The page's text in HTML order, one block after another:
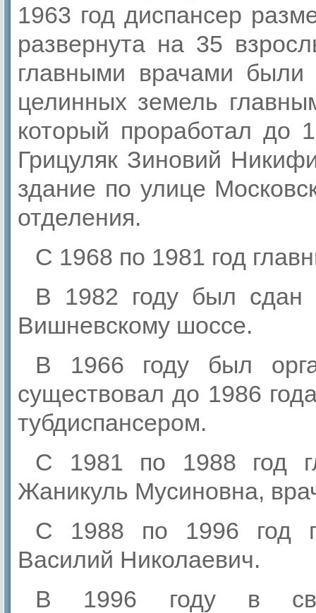
1963 год диспансер
развернута на 35
главными врачами
целинных земель
который проработал до
Грицуляк Зиновий
здание по улице
отделения.
С 1968 по 1981 год
В 1982 году был сдан
Вишневскому шоссе.
В 1966 году был
существовал до 1986
тубдиспансером.
С 1981 по 1988 год
Жаникуль Мусиновна,
С 1988 по 1996 год
Василий Николаевич.
В 1996 году в